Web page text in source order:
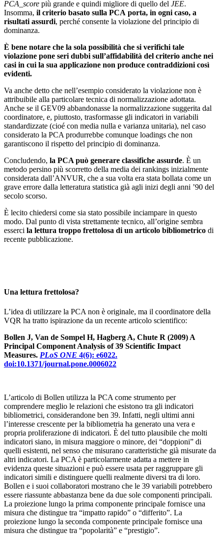
PCA_score più grande e quindi migliore di quello del JEE.
Insomma, il criterio basato sulla PCA porta, in ogni caso, a
risultati assurdi, perché consente la violazione del principio di
dominanza.
È bene notare che la sola possibilità che si verifichi tale
violazione pone seri dubbi sull’affidabilità del criterio anche nei
casi in cui la sua applicazione non produce contraddizioni così
evidenti.
Va anche detto che nell’esempio considerato la violazione non è
attribuibile alla particolare tecnica di normalizzazione adottata.
Anche se il GEV09 abbandonasse la normalizzazione suggerita dal
coordinatore, e, piuttosto, trasformasse gli indicatori in variabili
standardizzate (cioé con media nulla e varianza unitaria), nel caso
considerato la PCA produrrebbe comunque loadings che non
garantiscono il rispetto del principio di dominanza.
Concludendo, la PCA può generare classifiche assurde. È un
metodo persino più scorretto della media dei rankings inizialmente
considerata dall’ANVUR, che a sua volta era stata bollata come un
grave errore dalla letteratura statistica già agli inizi degli anni ’90 del
secolo scorso.
È lecito chiedersi come sia stato possibile inciampare in questo
modo. Dal punto di vista strettamente tecnico, all’origine sembra
esserci la lettura troppo frettolosa di un articolo bibliometrico di
recente pubblicazione.
Una lettura frettolosa?
L’idea di utilizzare la PCA non è originale, ma il coordinatore della
VQR ha tratto ispirazione da un recente articolo scientifico:
Bollen J, Van de Sompel H, Hagberg A, Chute R (2009) A
Principal Component Analysis of 39 Scientific Impact
Measures. PLoS ONE 4(6): e6022.
doi:10.1371/journal.pone.0006022
L’articolo di Bollen utilizza la PCA come strumento per
comprendere meglio le relazioni che esistono tra gli indicatori
bibliometrici, considerandone ben 39. Infatti, negli ultimi anni
l’interesse crescente per la bibliometria ha generato una vera e
propria proliferazione di indicatori. È del tutto plausibile che molti
indicatori siano, in misura maggiore o minore, dei “doppioni” di
quelli esistenti, nel senso che misurano caratteristiche già misurate da
altri indicatori. La PCA è particolarmente adatta a mettere in
evidenza queste situazioni e può essere usata per raggruppare gli
indicatori simili e distinguere quelli realmente diversi tra di loro.
Bollen e i suoi collaboratori mostrano che le 39 variabili potrebbero
essere riassunte abbastanza bene da due sole componenti principali.
La proiezione lungo la prima componente principale fornisce una
misura che distingue tra “impatto rapido” o “differito”. La
proiezione lungo la seconda componente principale fornisce una
misura che distingue tra “popolarità” e “prestigio”.